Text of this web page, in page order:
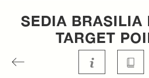
SEDIA BRASILIA
TARGET